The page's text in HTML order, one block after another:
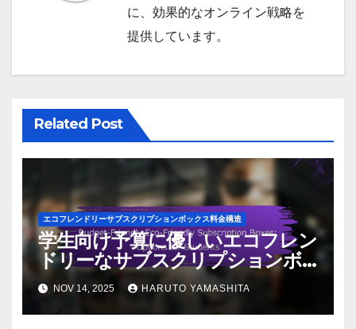
に、効果的なオンライン戦略を
提供しています。
Related Post
エコフレンドリーサブスクリプションボックス料金構造
学生向け予算に優しいエコフレン
ドリーなサブスクリプションボ
ックスのオプション
NOV 14, 2025 HARUTO YAMASHITA